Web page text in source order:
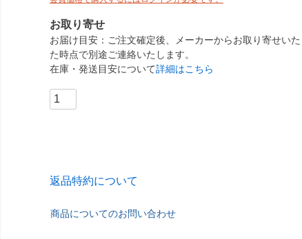
お取り寄せ
お届け目安
ご注文確定後、メーカーからお取り寄せい
た時点で別途ご連絡いたします。
在庫・発送目安について詳細はこちら
返品特約について
商品についてのお問い合わせ